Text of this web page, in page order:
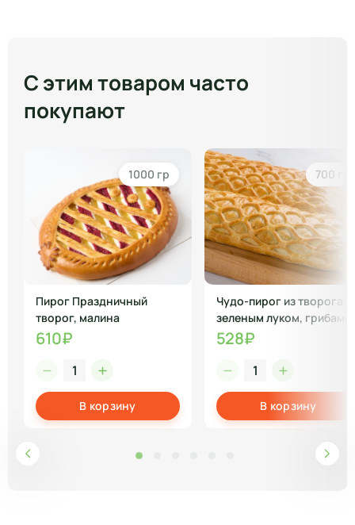
С этим товаром часто
покупают
1000 гр
Пирог Праздничный
творог, малина
610₽
В корзину
700 гр
Чудо-пирог из творога с
зеленым луком, грибами
528₽
В корзину